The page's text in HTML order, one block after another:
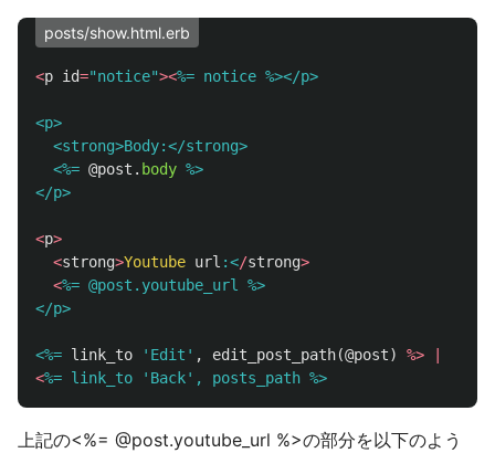
posts/show.html.erb
<p id="notice"><%= notice %></p>
<p>
  <strong>Body:</strong>
  <%=
@post . body %>
</p>
<p>
<strong>Youtube url :</strong>
<%= @post.youtube_url %>
</p>
<%= link_to 'Edit' , edit_post_path(@post) %>
<
上記の<%= @post.youtube_url %>の部分を以下のよう